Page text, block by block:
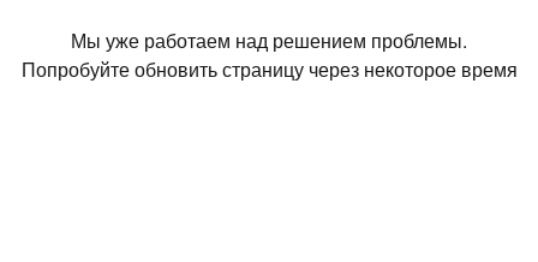
Мы уже работаем над решением проблемы.
Попробуйте обновить страницу через некоторое время